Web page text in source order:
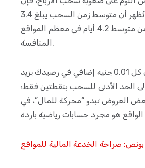
الخوارزمية نفسها تُظهر أن متوسط زمن السحب يبلغ 3.4
أيام، وهو أقصر من متوسط 4.2 أيام في معظم المواقع
المنافسة.
الحقيقة أن كل 0.01 جنيه إضافي في رصيدك يزيد
الحد الأدنى للسحب بنقطتين فقط؛
العروض تبدو “محركة للمال”، في
بونص: صراحة الخدعة المالية للمواقع